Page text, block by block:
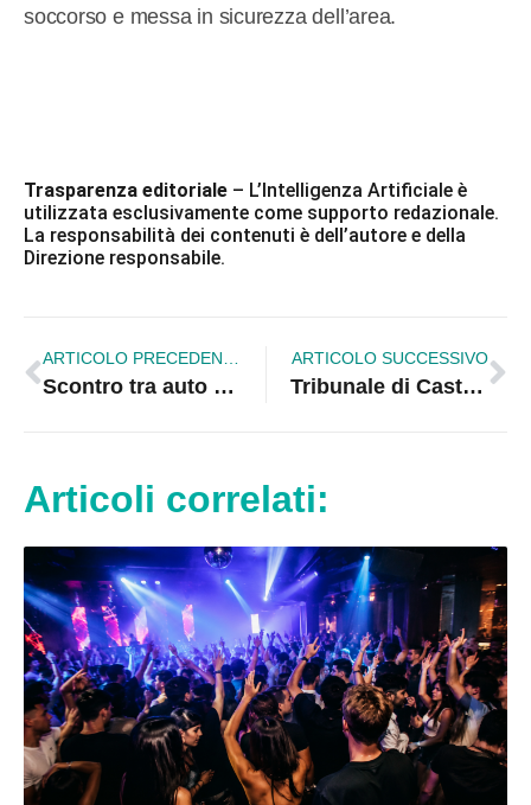
soccorso e messa in sicurezza dell’area.
Trasparenza editoriale – L’Intelligenza Artificiale è
utilizzata esclusivamente come supporto redazionale.
La responsabilità dei contenuti è dell’autore e della
Direzione responsabile.
Scontro tra auto e moto sulla Statale 106: morto il centauro di 33 anni
ARTICOLO SUCCESSIVO
Tribunale di Castrovillari, uffici trasferiti per demolire la vecchia sede
Articoli correlati: